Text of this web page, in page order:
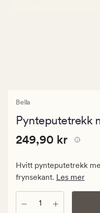
Bella
Pynteputetrekk
Pris
249,90
Vanlig
pris
249,90
kr
Pris 249,90 kr
249,90 kr
Hvitt pynteputetrekk
frynsekant. Les mer
Antall